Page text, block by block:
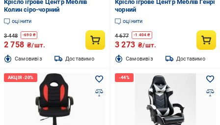
Крісло ігрове Центр Меблів
Колин сіро-чорний
оцінити
3 448 -690₴
2 758 ₴/шт.
Cамовивіз Доставимо
Крісло ігрове Центр Меблів Генрі
чорний
оцінити
4 677 -1 404 ₴
3 273 ₴/шт.
Cамовивіз Доставимо